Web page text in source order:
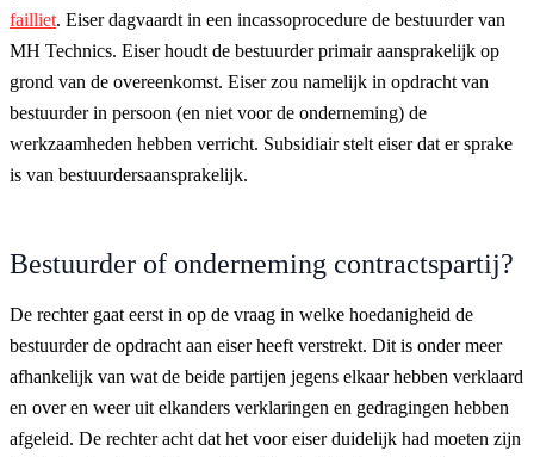
failliet. Eiser dagvaardt in een incassoprocedure de bestuurder van
MH Technics. Eiser houdt de bestuurder primair aansprakelijk op
grond van de overeenkomst. Eiser zou namelijk in opdracht van
bestuurder in persoon (en niet voor de onderneming) de
werkzaamheden hebben verricht. Subsidiair stelt eiser dat er sprake
is van bestuurdersaansprakelijk.
Bestuurder of onderneming contractspartij?
De rechter gaat eerst in op de vraag in welke hoedanigheid de
bestuurder de opdracht aan eiser heeft verstrekt. Dit is onder meer
afhankelijk van wat de beide partijen jegens elkaar hebben verklaard
en over en weer uit elkanders verklaringen en gedragingen hebben
afgeleid. De rechter acht dat het voor eiser duidelijk had moeten zijn